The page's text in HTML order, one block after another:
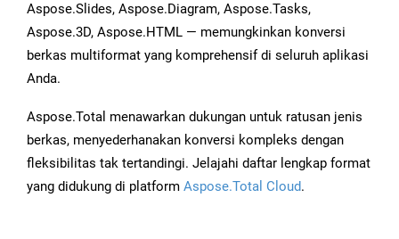
Aspose.Slides, Aspose.Diagram, Aspose.Tasks,
Aspose.3D, Aspose.HTML — memungkinkan konversi
berkas multiformat yang komprehensif di seluruh aplikasi
Anda.
Aspose.Total menawarkan dukungan untuk ratusan jenis
berkas, menyederhanakan konversi kompleks dengan
fleksibilitas tak tertandingi. Jelajahi daftar lengkap format
yang didukung di platform Aspose.Total Cloud.